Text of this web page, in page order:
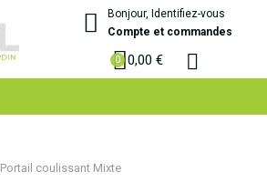
Bonjour, Identifiez-vous
Compte et commandes
0,00 €
Portail coulissant Mixte